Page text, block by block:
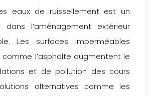
eaux de ruissellement est un
dans l’aménagement extérieur
Les surfaces imperméables
l’asphalte augmentent le
et de pollution des cours
alternatives comme les